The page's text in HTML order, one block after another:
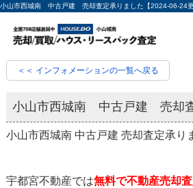
＜＜ インフォメーションの一覧へ戻る
小山市西城南 中古戸建 売却
小山市西城南 中古戸建 売却査定承り
宇都宮不動産では無料で不動産売却